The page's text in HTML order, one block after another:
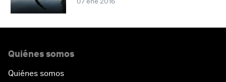
Quiénes somos
Quiénes somos